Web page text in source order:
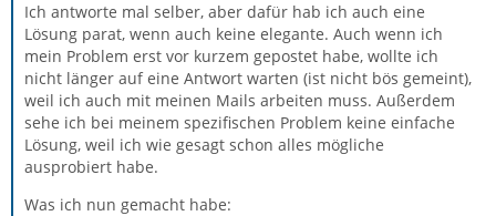
Ich antworte mal selber, aber dafür hab ich auch eine
Lösung parat, wenn auch keine elegante. Auch wenn ich
mein Problem erst vor kurzem gepostet habe, wollte ich
nicht länger auf eine Antwort warten (ist nicht bös gemeint),
weil ich auch mit meinen Mails arbeiten muss. Außerdem
sehe ich bei meinem spezifischen Problem keine einfache
Lösung, weil ich wie gesagt schon alles mögliche
ausprobiert habe.
Was ich nun gemacht habe: